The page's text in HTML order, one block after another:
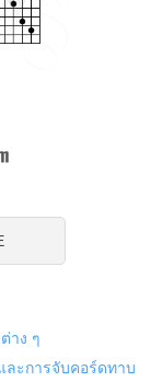
าง ๆ
ละการจับคอร์ดทาบ